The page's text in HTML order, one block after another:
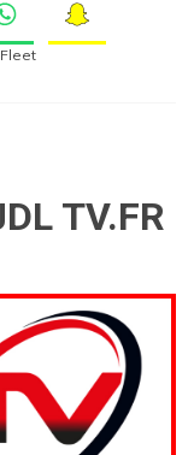
TV.FR